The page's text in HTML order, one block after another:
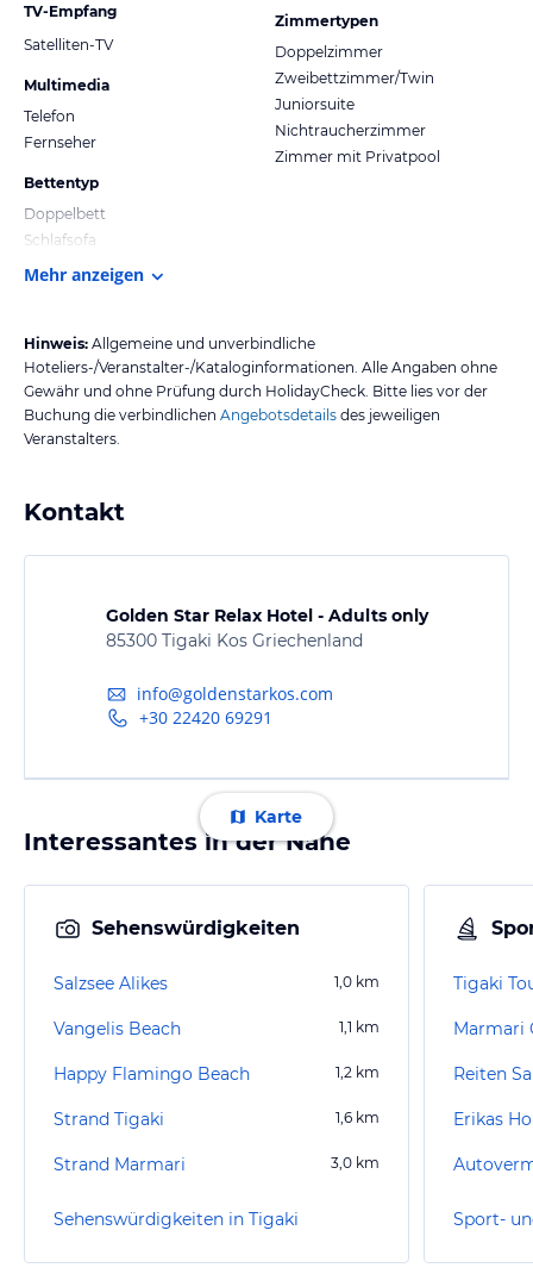
TV-Empfang
Satelliten-TV
Multimedia
Telefon
Fernseher
Bettentyp
Doppelbett
Schlafsofa
Zimmertypen
Doppelzimmer
Zweibettzimmer/Twin
Juniorsuite
Nichtraucherzimmer
Zimmer mit Privatpool
Mehr anzeigen
Hinweis: Allgemeine und unverbindliche
Hoteliers-/Veranstalter-/Kataloginformationen. Alle Angaben ohne
Gewähr und ohne Prüfung durch HolidayCheck. Bitte lies vor der
Buchung die verbindlichen Angebotsdetails des jeweiligen
Veranstalters.
Kontakt
Golden Star Relax Hotel - Adults only
85300 Tigaki Kos Griechenland
info@goldenstarkos.com
+30 22420 69291
Karte
Interessantes in der Nähe
Sehenswürdigkeiten
Salzsee Alikes 1,0 km
Vangelis Beach 1,1 km
Happy Flamingo Beach 1,2 km
Strand Tigaki 1,6 km
Strand Marmari 3,0 km
Sehenswürdigkeiten in Tigaki
Tigaki
Marmari
Reiten
Erikas
Sport-